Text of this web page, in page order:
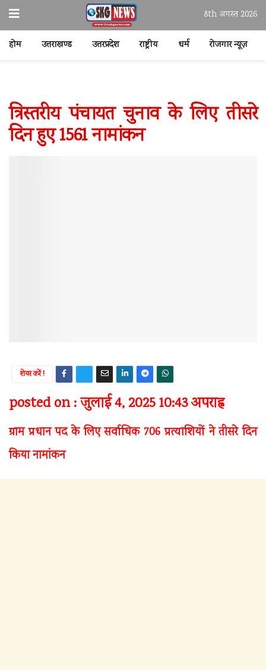
8th अगस्त 2026
होम उत्तराखण्ड उत्तरप्रदेश राष्ट्रीय धर्म रोजगार न्यूज़
त्रिस्तरीय पंचायत चुनाव के लिए तीसरे
दिन हुए 1561 नामांकन
शेयर करें !
posted on : जुलाई 4, 2025 10:43 अपराह्न
ग्राम प्रधान पद के लिए सर्वाधिक 706 प्रत्याशियों ने तीसरे दिन
किया नामांकन